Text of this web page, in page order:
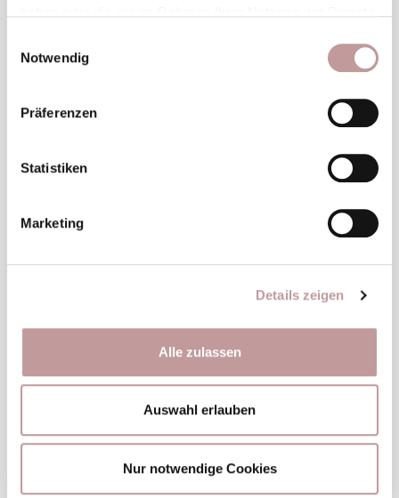
Notwendig
Präferenzen
Statistiken
Marketing
Details zeigen
Alle zulassen
Auswahl erlauben
Nur notwendige Cookies